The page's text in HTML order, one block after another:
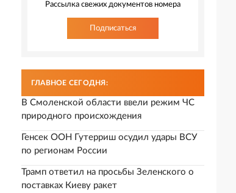
Рассылка свежих документов номера
Подписаться
ГЛАВНОЕ СЕГОДНЯ:
В Смоленской области ввели режим ЧС
природного происхождения
Генсек ООН Гутерриш осудил удары ВСУ
по регионам России
Трамп ответил на просьбы Зеленского о
поставках Киеву ракет